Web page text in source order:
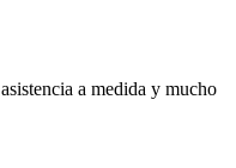
a medida y mucho